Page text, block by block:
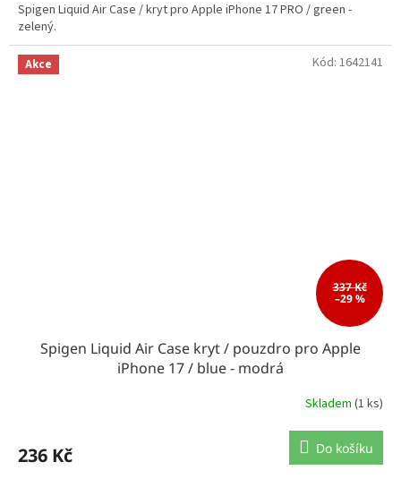
Spigen Liquid Air Case / kryt pro Apple iPhone 17 PRO / green -
zelený.
Akce
337 Kč
–29 %
Spigen Liquid Air Case kryt / pouzdro pro Apple
iPhone 17 / blue - modrá
Skladem (1 ks)
236 Kč Do košíku
Kód: 1642141